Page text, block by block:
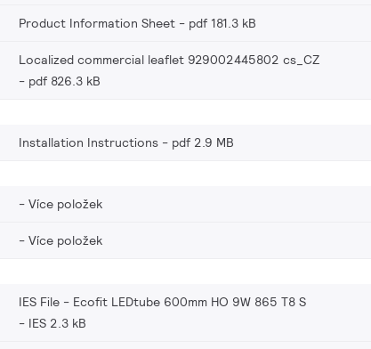
Product Information Sheet pdf 181.3 kB
Localized commercial leaflet 929002445802 cs_CZ
pdf 826.3 kB
Installation Instructions pdf 2.9 MB
Více položek
Více položek
IES File - Ecofit LEDtube 600mm HO 9W 865 T8 S
IES 2.3 kB